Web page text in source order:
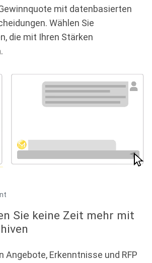
mit datenbasierten
Wählen Sie
die mit Ihren Stärken
Sie keine Zeit mehr mit
Angebote, Erkenntnisse und RFP